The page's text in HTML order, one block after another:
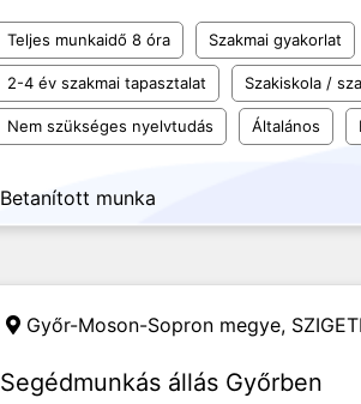
Teljes munkaidő 8 óra Szakmai gyakorlat
2-4 év szakmai tapasztalat Szakiskola /
Nem szükséges nyelvtudás Általános
Betanított munka
Győr-Moson-Sopron megye,
Segédmunkás állás Győrben